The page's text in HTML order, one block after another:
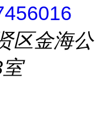
区金海公